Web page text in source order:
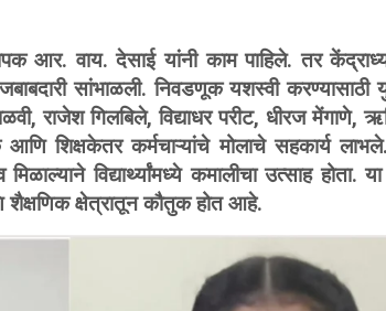
आर. वाय. देसाई यांनी काम पाहिले. तर
सांभाळली. ​निवडणूक यशस्वी करण्यासाठी
राजेश गिलबिले, विद्याधर परीट, धीरज मेंगाणे,
शिक्षकेतर कर्मचाऱ्यांचे मोलाचे सहकार्य
विद्यार्थ्यांमध्ये कमालीचा उत्साह होता.
क्षेत्रातून कौतुक होत आहे.